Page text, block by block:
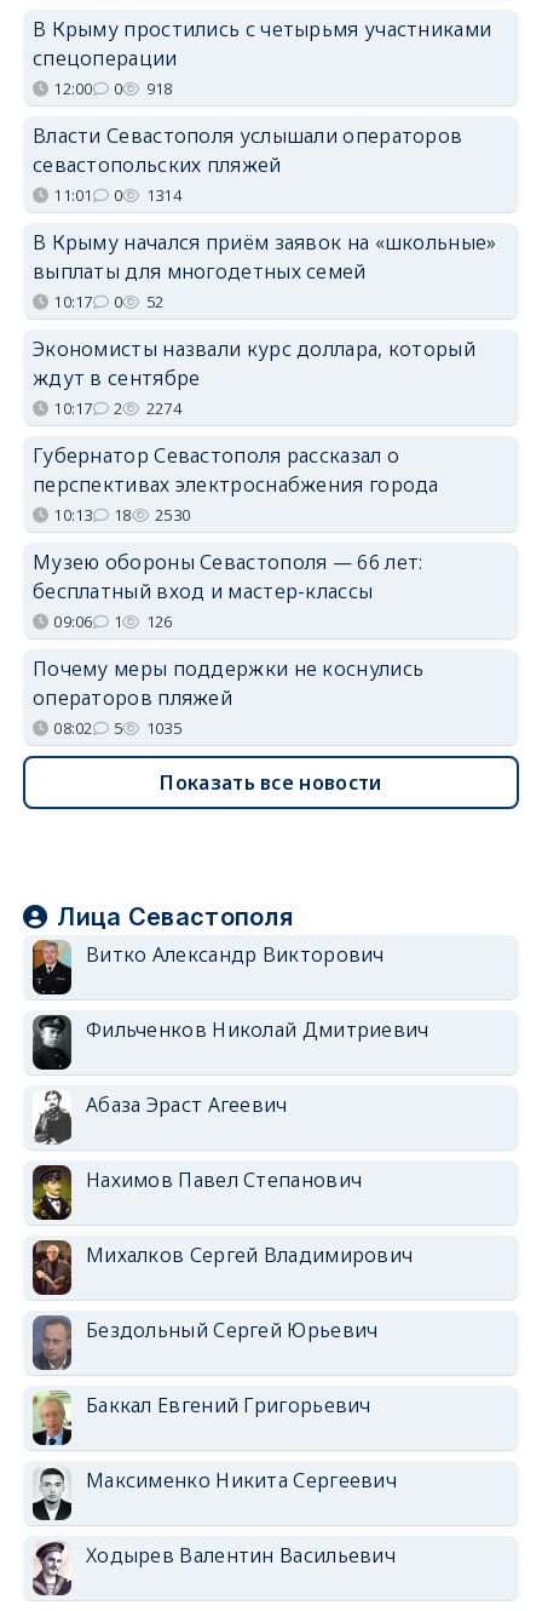
В Крыму простились с четырьмя участниками
спецоперации
12:00 0 918
Власти Севастополя услышали операторов
севастопольских пляжей
11:01 0 1314
В Крыму начался приём заявок на «школьные»
выплаты для многодетных семей
10:17 0 52
Экономисты назвали курс доллара, который
ждут в сентябре
10:17 2 2274
Губернатор Севастополя рассказал о
перспективах электроснабжения города
10:13 18 2530
Музею обороны Севастополя — 66 лет:
бесплатный вход и мастер-классы
09:06 1 126
Почему меры поддержки не коснулись
операторов пляжей
08:02 5 1035
Показать все новости
Лица Севастополя
Витко Александр Викторович
Фильченков Николай Дмитриевич
Абаза Эраст Агеевич
Нахимов Павел Степанович
Михалков Сергей Владимирович
Бездольный Сергей Юрьевич
Баккал Евгений Григорьевич
Максименко Никита Сергеевич
Ходырев Валентин Васильевич